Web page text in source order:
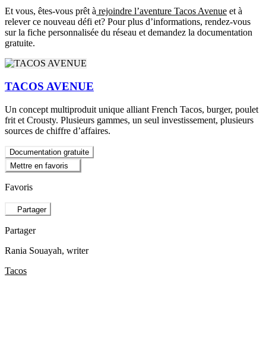
Et vous, êtes-vous prêt à rejoindre l’aventure Tacos Avenue et à
relever ce nouveau défi et? Pour plus d’informations, rendez-vous
sur la fiche personnalisée du réseau et demandez la documentation
gratuite.
TACOS AVENUE
Un concept multiproduit unique alliant French Tacos, burger, poulet
frit et Crousty. Plusieurs gammes, un seul investissement, plusieurs
sources de chiffre d’affaires.
Documentation gratuite
Mettre en favoris
Favoris
Partager
Partager
Rania Souayah, writer
Tacos